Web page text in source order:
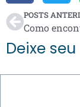
POSTS
Deixe